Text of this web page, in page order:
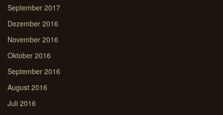
September 2017
Dezember 2016
November 2016
Oktober 2016
September 2016
August 2016
Juli 2016